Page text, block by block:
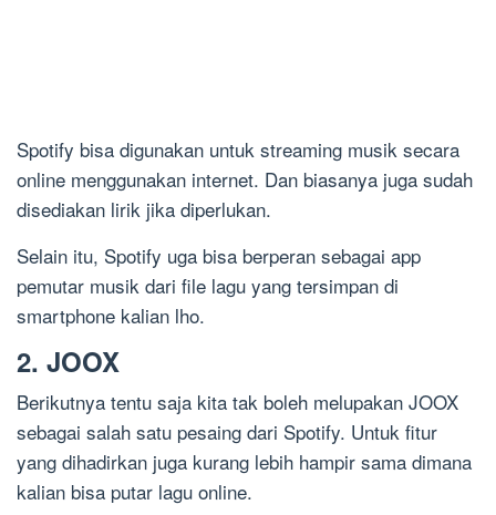
Spotify bisa digunakan untuk streaming musik secara
online menggunakan internet. Dan biasanya juga sudah
disediakan lirik jika diperlukan.
Selain itu, Spotify uga bisa berperan sebagai app
pemutar musik dari file lagu yang tersimpan di
smartphone kalian lho.
2. JOOX
Berikutnya tentu saja kita tak boleh melupakan JOOX
sebagai salah satu pesaing dari Spotify. Untuk fitur
yang dihadirkan juga kurang lebih hampir sama dimana
kalian bisa putar lagu online.